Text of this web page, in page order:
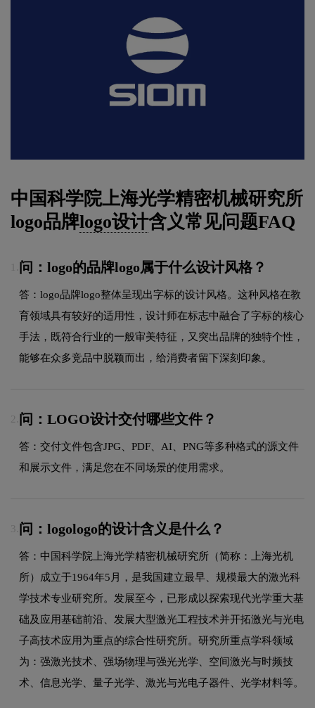
中国科学院上海光学精密机械研究所
logo品牌logo设计含义常见问题FAQ
问：logo的品牌logo属于什么设计风格？
答：logo品牌logo整体呈现出字标的设计风格。这种风格在教
育领域具有较好的适用性，设计师在标志中融合了字标的核心
手法，既符合行业的一般审美特征，又突出品牌的独特个性，
能够在众多竞品中脱颖而出，给消费者留下深刻印象。
2. 问：LOGO设计交付哪些文件？
答：交付文件包含JPG、PDF、AI、PNG等多种格式的源文件
和展示文件，满足您在不同场景的使用需求。
3. 问：logologo的设计含义是什么？
答：中国科学院上海光学精密机械研究所（简称：上海光机
所）成立于1964年5月，是我国建立最早、规模最大的激光科
学技术专业研究所。发展至今，已形成以探索现代光学重大基
础及应用基础前沿、发展大型激光工程技术并开拓激光与光电
子高技术应用为重点的综合性研究所。研究所重点学科领域
为：强激光技术、强场物理与强光光学、空间激光与时频技
术、信息光学、量子光学、激光与光电子器件、光学材料等。